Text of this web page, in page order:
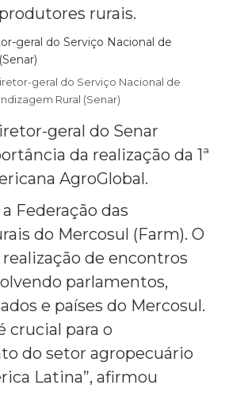
rurais.
geral do Serviço Nacional de
Rural (Senar)
geral do Senar
da realização da 1ª
AgroGlobal.
Federação das
do Mercosul (Farm). O
de encontros
parlamentos,
e países do Mercosul.
crucial para o
do setor agropecuário
Latina”, afirmou